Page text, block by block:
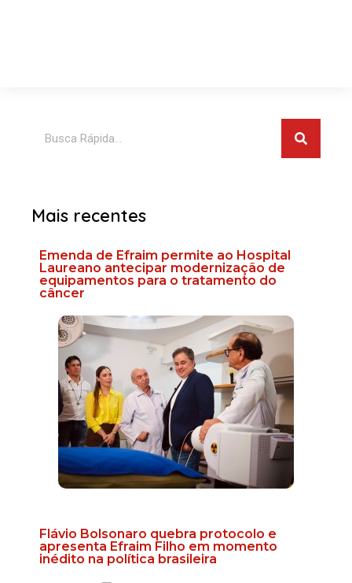
Mais recentes
Emenda de Efraim permite ao Hospital
Laureano antecipar modernização de
equipamentos para o tratamento do
câncer
Flávio Bolsonaro quebra protocolo e
apresenta Efraim Filho em momento
inédito na política brasileira